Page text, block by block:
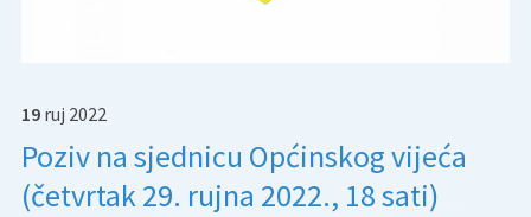
19 ruj 2022
Poziv na sjednicu Općinskog vijeća
(četvrtak 29. rujna 2022., 18 sati)